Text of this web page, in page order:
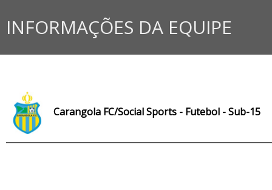
INFORMAÇÕES DA EQUIPE
Carangola FC/Social Sports - Futebol - Sub-15